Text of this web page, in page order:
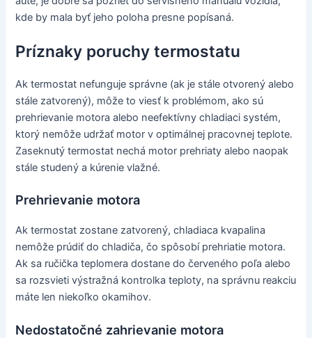
kde by mala byť jeho poloha presne popísaná.
Príznaky poruchy termostatu
Ak termostat nefunguje správne (ak je stále otvorený alebo
stále zatvorený), môže to viesť k problémom, ako sú
prehrievanie motora alebo neefektívny chladiaci systém,
ktorý nemôže udržať motor v optimálnej pracovnej teplote.
Zaseknutý termostat nechá motor prehriaty alebo naopak
stále studený a kúrenie vlažné.
Prehrievanie motora
Ak termostat zostane zatvorený, chladiaca kvapalina
nemôže prúdiť do chladiča, čo spôsobí prehriatie motora.
Ak sa ručička teplomera dostane do červeného poľa alebo
sa rozsvieti výstražná kontrolka teploty, na správnu reakciu
máte len niekoľko okamihov.
Nedostatočné zahrievanie motora